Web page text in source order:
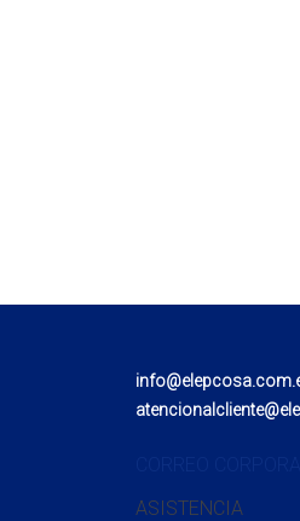
ASISTENCIA